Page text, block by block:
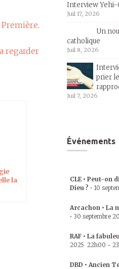
Première.
regarder
la
Interview
Juil 17, 2026
Un
catholique
Juil 8, 2026
prier
Juil 7, 2026
Événements
CLE • Peut-on
Dieu ? • 10
Arcachon • La
• 30 septembre
RAF • La
2025 22h00 -
DBD • Ancien